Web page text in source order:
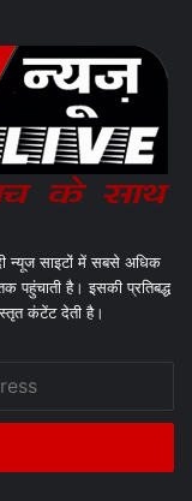
न्यूज साइटों में सबसे अधिक
पहुंचाती है। इसकी प्रतिबद्ध
कंटेंट देती है।